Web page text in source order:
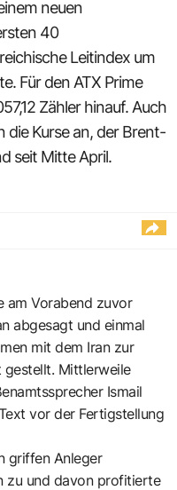
neuen
40
Leitindex um
Für den ATX Prime
Zähler hinauf. Auch
die Kurse an, der Brent-
seit Mitte April.
am Vorabend zuvor
abgesagt und einmal
mit dem Iran zur
gestellt. Mittlerweile
Ismail
vor der Fertigstellung
griffen Anleger
zu und davon profitierte